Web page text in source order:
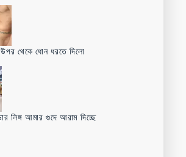
থেকে ধোন ধরতে দিলো
লিঙ্গ আমার গুদে আরাম দিচ্ছে